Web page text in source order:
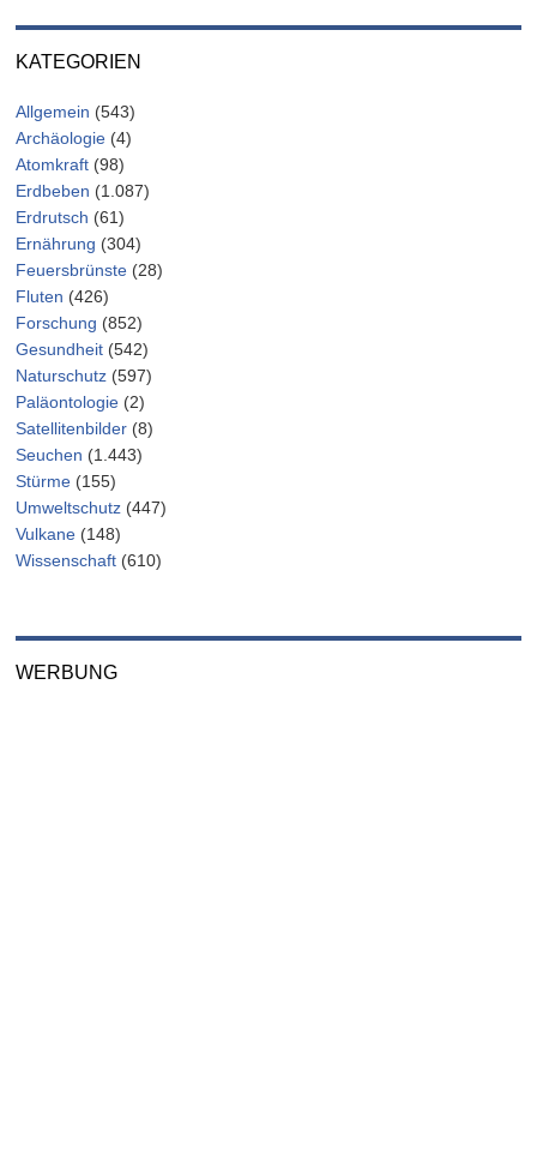
KATEGORIEN
Allgemein (543)
Archäologie (4)
Atomkraft (98)
Erdbeben (1.087)
Erdrutsch (61)
Ernährung (304)
Feuersbrünste (28)
Fluten (426)
Forschung (852)
Gesundheit (542)
Naturschutz (597)
Paläontologie (2)
Satellitenbilder (8)
Seuchen (1.443)
Stürme (155)
Umweltschutz (447)
Vulkane (148)
Wissenschaft (610)
WERBUNG